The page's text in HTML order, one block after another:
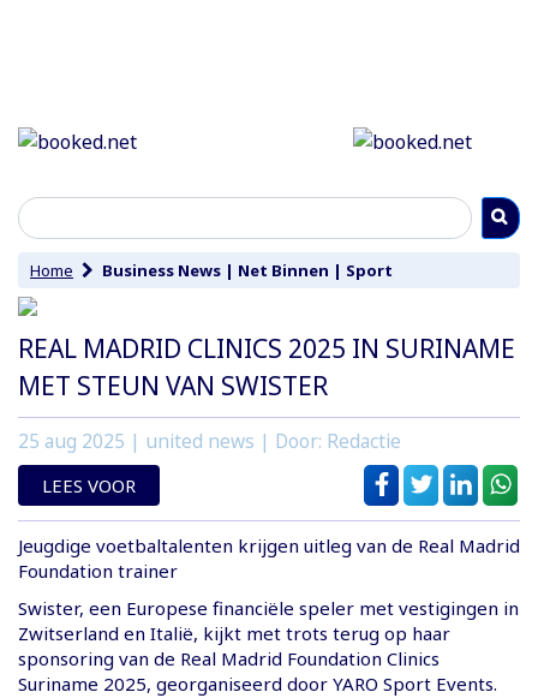
Home Business News | Net Binnen | Sport
REAL MADRID CLINICS 2025 IN SURINAME
MET STEUN VAN SWISTER
25 aug 2025 | united news | Door: Redactie
LEES VOOR
Jeugdige voetbaltalenten krijgen uitleg van de Real Madrid
Foundation trainer
Swister, een Europese financiële speler met vestigingen in
Zwitserland en Italië, kijkt met trots terug op haar
sponsoring van de Real Madrid Foundation Clinics
Suriname 2025, georganiseerd door YARO Sport Events.